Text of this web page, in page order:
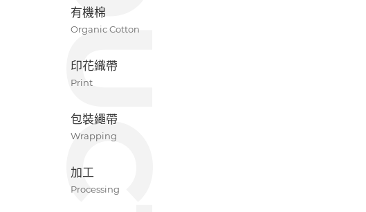
有機棉
Organic Cotton
印花織帶
Print
包裝繩帶
Wrapping
加工
Processing